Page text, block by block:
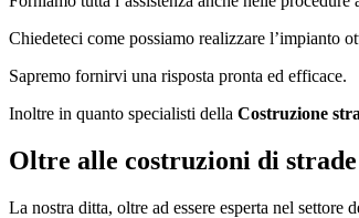
Chiedeteci come possiamo realizzare l’impianto
Sapremo fornirvi una risposta pronta ed efficace.
Inoltre in quanto specialisti della Costruzione
Oltre alle costruzioni di
La nostra ditta, oltre ad essere esperta nel settore